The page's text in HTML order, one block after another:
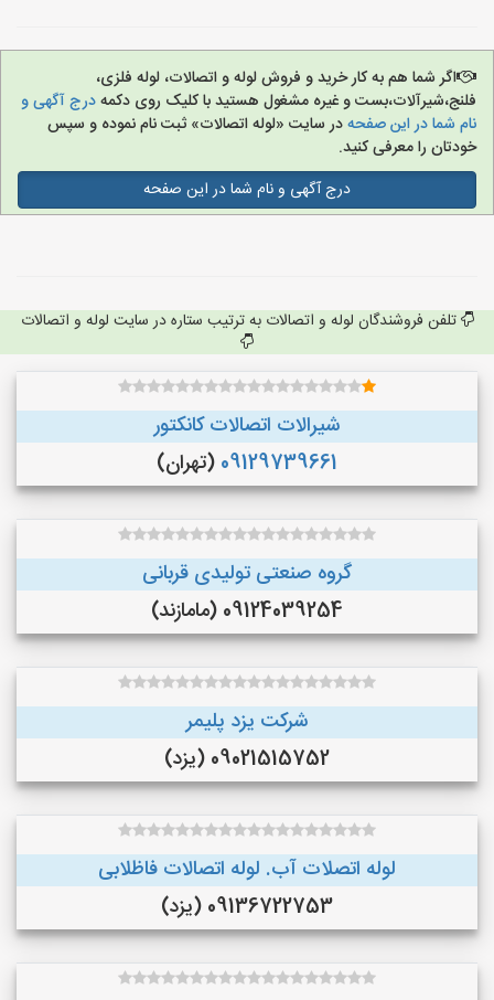
اگر شما هم به کار خرید و فروش لوله و اتصالات، لوله فلزی،
فلنج،شیرآلات،بست و غیره مشغول هستید با کلیک روی دکمهدرج آگهی و
نام شما در این صفحهدر سایت «لوله اتصالات» ثبت نام نموده و سپس
خودتان را معرفی کنید.
درج آگهی و نام شما در این صفحه
تلفن فروشندگان لوله و اتصالات به ترتیب ستاره در سایت لوله و اتصالات
شیرالات اتصالات کانکتور
09129739661 (تهران)
گروه صنعتی تولیدی قربانی
09124039254 (مامازند)
شرکت یزد پلیمر
09021515752 (یزد)
لوله اتصلات آب. لوله اتصالات فاظلابی
09136722753 (یزد)